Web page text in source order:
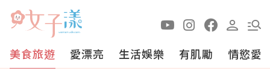
美食旅遊 愛漂亮 生活娛樂 有肌勵 情慾愛